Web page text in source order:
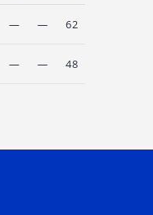
— — 62
— — 48